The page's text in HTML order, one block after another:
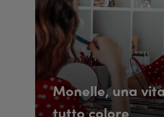
Monelle, una
tutto colore